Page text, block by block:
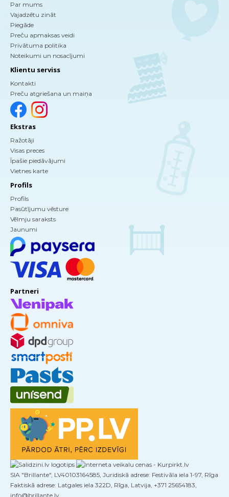
Par mums
Vajadzētu zināt
Piegāde
Preču apmaksas veidi
Privātuma politika
Noteikumi un nosacījumi
Klientu serviss
Kontakti
Preču atgriešana un maiņa
Ekstras
Ražotāji
Visas preces
Īpašie piedāvājumi
Vietnes karte
Profils
Profils
Pasūtījumu vēsture
Vēlmju saraksts
Jaunumi
Partneri
SIA "Brillante", LV40103164585, Juridiskā adrese: Festivāla iela 1-97, Rīga
Faktiskā adrese: Latgales iela 322D, Rīga, Latvija, +371 25654183,
info@brillante.lv